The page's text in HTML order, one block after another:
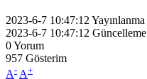
2023-6-7 10:47:12 Yayınlanma
2023-6-7 10:47:12 Güncelleme
0Yorum
957 Gösterim
A- A+